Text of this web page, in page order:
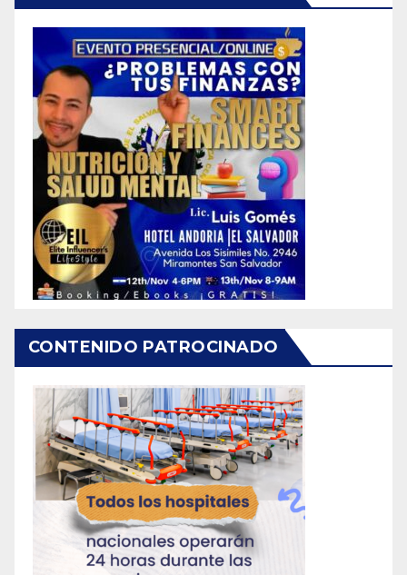
CONTENIDO PATROCINADO